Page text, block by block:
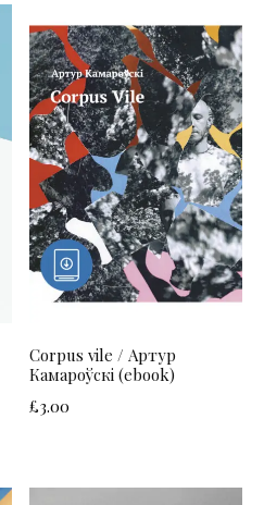
Corpus vile / Артур
Камароўскі (ebook)
£3.00